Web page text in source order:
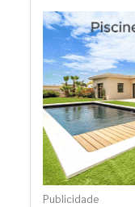
Publicidade